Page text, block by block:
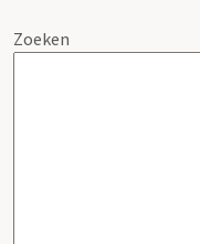
Zoeken